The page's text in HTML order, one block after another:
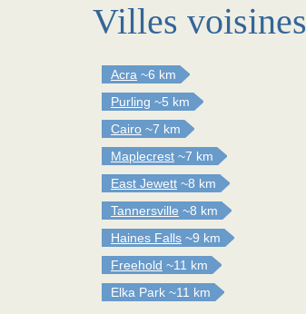
Villes voisines
Acra ~6 km
Purling ~5 km
Cairo ~7 km
Maplecrest ~7 km
East Jewett ~8 km
Tannersville ~8 km
Haines Falls ~9 km
Freehold ~11 km
Elka Park ~11 km